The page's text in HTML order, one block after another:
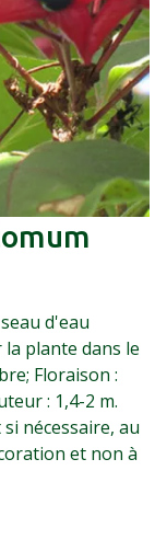
d'eau
plante dans le
Floraison :
: 1,4-2 m.
nécessaire, au
et non à